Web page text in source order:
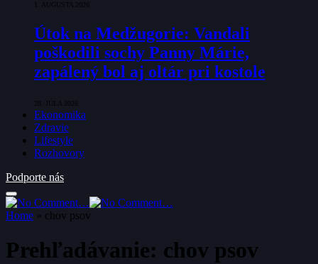
1. AUGUSTA 2026
Útok na Medžugorie: Vandali
poškodili sochy Panny Márie,
zapálený bol aj oltár pri kostole
28. JÚLA 2026
Ekonomika
Zdravie
Lifestyle
Rozhovory
Podporte nás
Home » chov psov
Prehľadávanie: chov psov